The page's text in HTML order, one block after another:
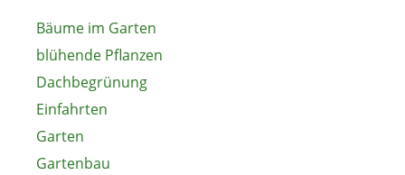
Bäume im Garten
blühende Pflanzen
Dachbegrünung
Einfahrten
Garten
Gartenbau